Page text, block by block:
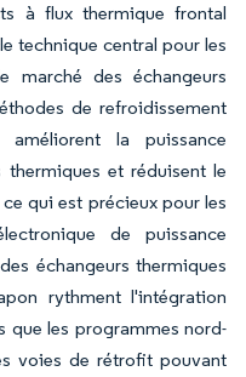
à flux thermique frontal
technique central pour les
marché des échangeurs
de refroidissement
la puissance
thermiques et réduisent le
qui est précieux pour les
de puissance
échangeurs thermiques
rythment l'intégration
que les programmes nord-
voies de rétrofit pouvant